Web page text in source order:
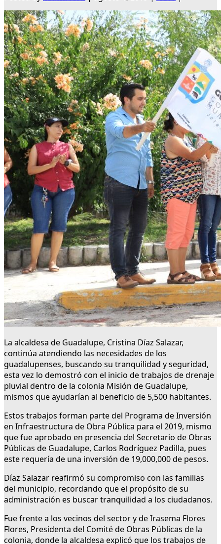
La alcaldesa de Guadalupe, Cristina Díaz Salazar,
continúa atendiendo las necesidades de los
guadalupenses, buscando su tranquilidad y seguridad,
esta vez lo demostró con el inicio de trabajos de drenaje
pluvial dentro de la colonia Misión de Guadalupe,
mismos que ayudarían al beneficio de 5,500 habitantes.
Estos trabajos forman parte del Programa de Inversión
en Infraestructura de Obra Pública para el 2019, mismo
que fue aprobado en presencia del Secretario de Obras
Públicas de Guadalupe, Carlos Rodríguez Padilla, pues
este requería de una inversión de 19,000,000 de pesos.
Díaz Salazar reafirmó su compromiso con las familias
del municipio, recordando que el propósito de su
administración es buscar tranquilidad a los ciudadanos.
Fue frente a los vecinos del sector y de Irasema Flores
Flores, Presidenta del Comité de Obras Públicas de la
colonia, donde la alcaldesa explicó que los trabajos de